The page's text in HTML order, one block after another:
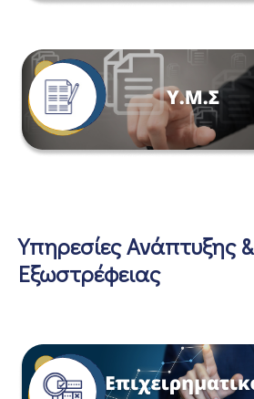
Υπηρεσίες Ανάπτυξης &
Εξωστρέφειας